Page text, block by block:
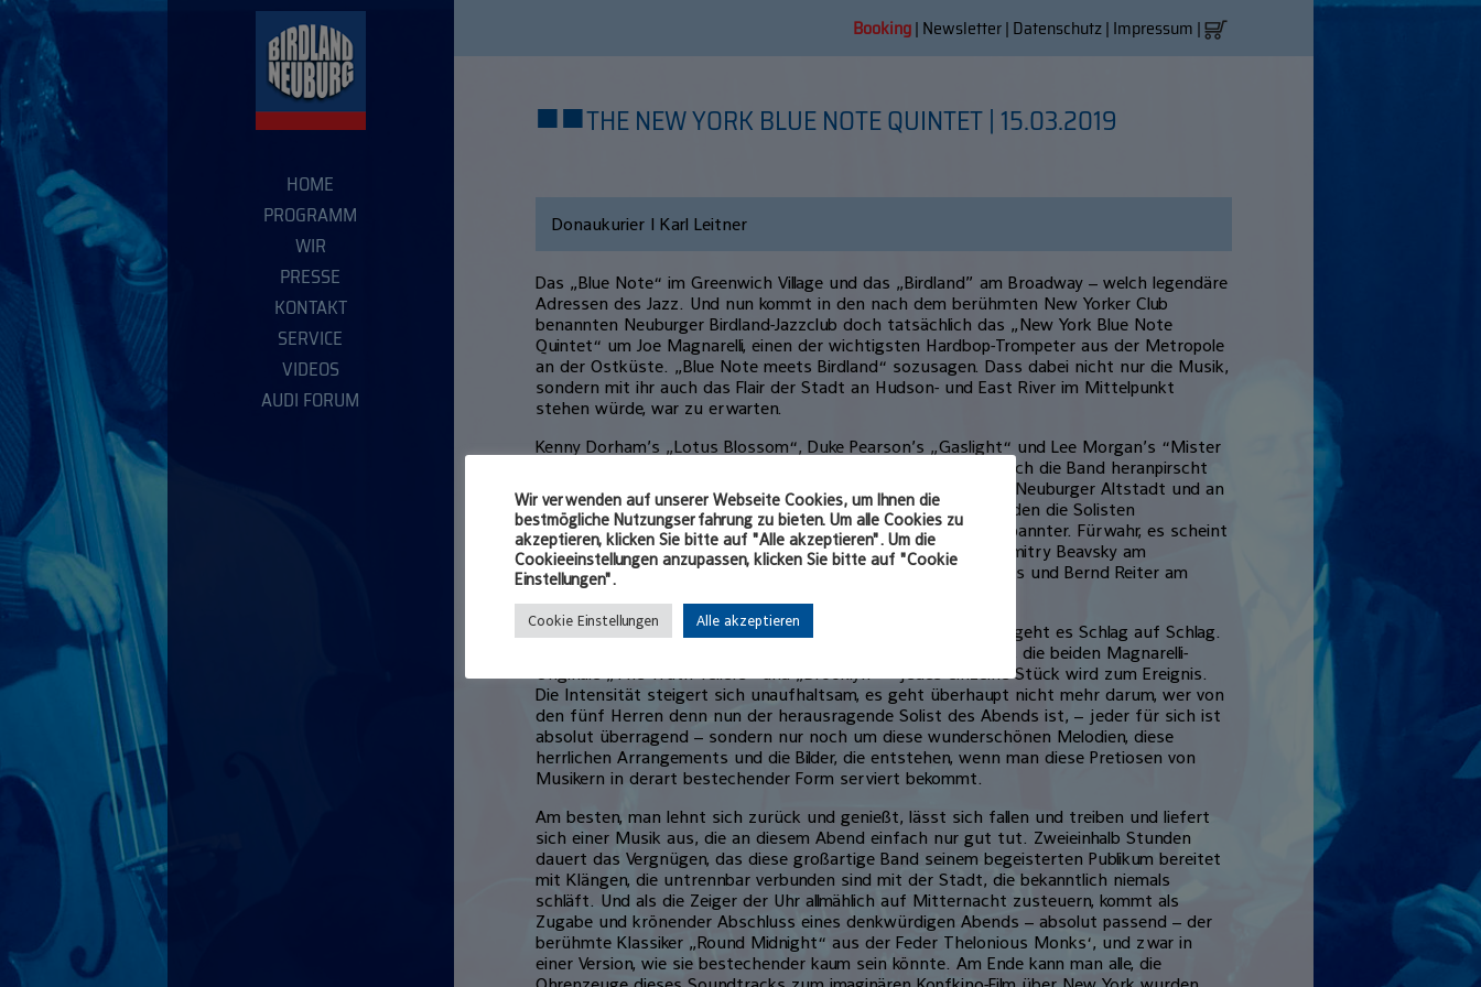
HOME
PROGRAMM
WIR
PRESSE
KONTAKT
SERVICE
VIDEOS
AUDI FORUM
Booking| Newsletter| Datenschutz| Impressum |
■■THE NEW YORK BLUE NOTE QUINTET | 15.03.2019
Donaukurier | Karl Leitner
Das „Blue Note“ im Greenwich Village und das „Birdland” am Broadway – welch legendäre
Adressen des Jazz. Und nun kommt in den nach dem berühmten New Yorker Club
benannten Neuburger Birdland-Jazzclub doch tatsächlich das „New York Blue Note
Quintet“ um Joe Magnarelli, einen der wichtigsten Hardbop-Trompeter aus der Metropole
an der Ostküste. „Blue Note meets Birdland“ sozusagen. Dass dabei nicht nur die Musik,
sondern mit ihr auch das Flair der Stadt an Hudson- und East River im Mittelpunkt
stehen würde, war zu erwarten.
Kenny Dorham’s „Lotus Blossom“, Duke Pearson’s „Gaslight“ und Lee Morgan’s “Mister
Kenyatta” sind die ersten Nummern des Abends, mit denen sich die Band heranpirscht
an das Publikum, an die spezielle Atmosphäre des Clubs in der Neuburger Altstadt und an
die Optionen des eigenen Repertoires. Mit jedem Chorus werden die Solisten
wagemutiger, mit jedem Takt wird die Rhythmusgruppe entspannter. Fürwahr, es scheint
bereits in dieser Phase des Konzerts, als hätten Magnarelli, Dmitry Beavsky am
Altsaxofon, Jeb Patton am Flügel, Fabien Marcoz am Kontrabass und Bernd Reiter am
Schlagzeug noch so einiges vor an diesem Abend.
Und nach gut 20 Minuten legen sie dann so richtig los. Jetzt geht es Schlag auf Schlag.
Sam Jones‘ „Bittersweet“, Cedar Walton‘s „Turquoise Twice“, die beiden Magnarelli-
Originale „The Truth Tellers“ und „Brooklyn“ – jedes einzelne Stück wird zum Ereignis.
Die Intensität steigert sich unaufhaltsam, es geht überhaupt nicht mehr darum, wer von
den fünf Herren denn nun der herausragende Solist des Abends ist, – jeder für sich ist
absolut überragend – sondern nur noch um diese wunderschönen Melodien, diese
herrlichen Arrangements und die Bilder, die entstehen, wenn man diese Pretiosen von
Musikern in derart bestechender Form serviert bekommt.
Am besten, man lehnt sich zurück und genießt, lässt sich fallen und treiben und liefert
sich einer Musik aus, die an diesem Abend einfach nur gut tut. Zweieinhalb Stunden
dauert das Vergnügen, das diese großartige Band seinem begeisterten Publikum bereitet
mit Klängen, die untrennbar verbunden sind mit der Stadt, die bekanntlich niemals
schläft. Und als die Zeiger der Uhr allmählich auf Mitternacht zusteuern, kommt als
Zugabe und krönender Abschluss eines denkwürdigen Abends – absolut passend – der
berühmte Klassiker „Round Midnight“ aus der Feder Thelonious Monks‘, und zwar in
einer Version, wie sie bestechender kaum sein könnte. Am Ende kann man alle, die
Wir verwenden auf unserer Webseite Cookies, um Ihnen die
bestmögliche Nutzungserfahrung zu bieten. Um alle Cookies zu
akzeptieren, klicken Sie bitte auf "Alle akzeptieren". Um die
Cookieeinstellungen anzupassen, klicken Sie bitte auf "Cookie
Einstellungen".
Cookie Einstellungen Alle akzeptieren